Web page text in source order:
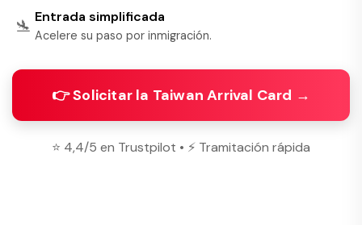
🛬 Entrada simplificada
Acelere su paso por inmigración.
👉 Solicitar la Taiwan Arrival Card →
⭐ 4,4/5 en Trustpilot • ⚡ Tramitación rápida